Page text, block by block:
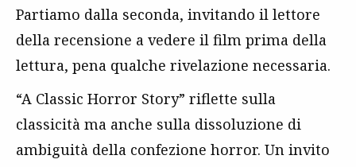
Partiamo dalla seconda, invitando il lettore
della recensione a vedere il film prima della
lettura, pena qualche rivelazione necessaria.
“A Classic Horror Story” riflette sulla
classicità ma anche sulla dissoluzione di
ambiguità della confezione horror. Un invito